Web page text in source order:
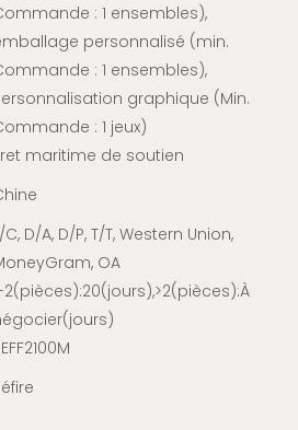
: 1 ensembles),
personnalisé (min.
: 1 ensembles),
graphique (Min.
: 1 jeux)
maritime de soutien
C, D/A, D/P, T/T, Western Union,
OA
2(pièces):20(jours),>2(pièces):À